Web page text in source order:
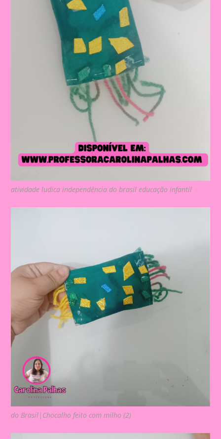
atividade ludica independência do brasil educação infantil
do Brasil|Chocalho feito com milho (2)